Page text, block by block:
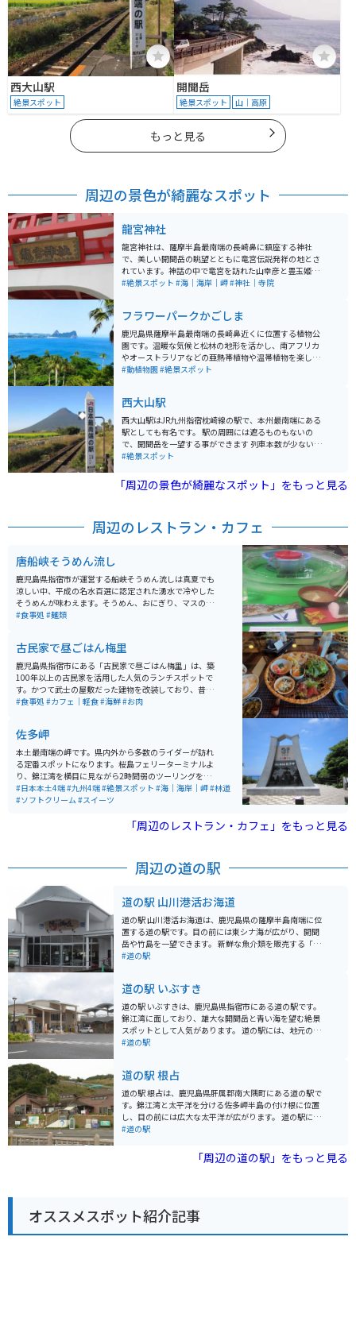
西大山駅
絶景スポット
開聞岳
絶景スポット 山｜高原
もっと見る
周辺の景色が綺麗なスポット
龍宮神社
龍宮神社は、薩摩半島最南端の長崎鼻に鎮座する神社
で、美しい開聞岳の眺望とともに竜宮伝説発祥の地とさ
れています。神話の中で竜宮を訪れた山幸彦と豊玉姫
（乙姫様）の物語が語り継がれており、また浦島太郎が
て大切にされ、貝殻に願いを書き、壷に入れて奉納する
と素敵な出会いがあると言われています。
#絶景スポット #海｜海岸｜岬#神社｜寺院
フラワーパークかごしま
鹿児島県薩摩半島最南端の長崎鼻近くに位置する植物公
園です。温暖な気候と松林の地形を活かし、南アフリカ
やオーストラリアなどの亜熱帯植物や温帯植物を楽しむ
ことができます。広大な敷地には開聞岳を背景にした花
はヒスイカズラなどの熱帯植物が鮮やかに咲き誇りま
す。 指宿温泉を抜けた先にあり、園内は色々な花々や
木々のテーマパークに分かれていて山を登りながらで1
時間30分ぐらいで一周できます。一番上の絶景スポット
は海を見下ろせ、晴れていれば種子島が見えます。歩く
男女楽しめるスポットです。
#動植物園#絶景スポット
西大山駅
西大山駅はJR九州指宿枕崎線の駅で、本州最南端にある
駅としても有名です。 駅の周囲には遮るものもないの
で、開聞岳を一望する事ができます 列車本数が少ないた
めタイミングを合わせるのが難しいですが、 枕崎方面か
側に開聞岳がある為、夕方に訪問すると夕日をバックに
開聞岳を見ることができます。
#絶景スポット
「周辺の景色が綺麗なスポット」をもっと見る
周辺のレストラン・カフェ
唐船峡そうめん流し
鹿児島県指宿市が運営する船峡そうめん流しは真夏でも
涼しい中、平成の名水百選に認定された湧水で冷やした
そうめんが味わえます。そうめん、おにぎり、マスの塩
焼き、鯉こく、鯉のあらいがセットのA定食が一番人気で
#食事処 #麺類
古民家で昼ごはん梅里
鹿児島県指宿市にある「古民家で昼ごはん梅里」は、築
100年以上の古民家を活用した人気のランチスポットで
す。かつて武士の屋敷だった建物を改装しており、昔な
がらの家具や落ち着いた和の空間の中で食事を楽しめま
評判です。目の前には錦江湾を望む景色が広がり、ゆっ
たりとした時間を過ごせるのも魅力。予約はできず来店
順での案内のため、観光シーズンは早めの訪問がおすす
めです。 駐車場もあるため、指宿周辺をツーリングする
ライダーのランチ休憩にも立ち寄りやすい場所ですが、
こんなところにあるの！？という場所にあります。スマ
海沿いの景色のいい道路を走るのでツーリング等にはも
ってこいです。駐車場までの道は少し狭いですが、駐車
にも適しています。
#食事処 #カフェ｜軽食#海鮮#お肉
佐多岬
本土最南端の岬です。県内外から多数のライダーが訪れ
る定番スポットになります。桜島フェリーターミナルよ
り、錦江湾を横目に見ながら2時間弱のツーリングを楽
しめます。 晴れの日であれば肉眼で種子島・屋久島など
の離島も目視できるほか、名物の塩ソフトクリームや地
#日本本土4端#九州4端#絶景スポット #海｜海岸｜岬#林道
#ソフトクリーム#スイーツ
「周辺のレストラン・カフェ」をもっと見る
周辺の道の駅
道の駅 山川港活お海道
道の駅 山川港活お海道は、鹿児島県の薩摩半島南端に位
置する道の駅です。目の前には東シナ海が広がり、開聞
岳や竹島を一望できます。 新鮮な魚介類を販売する「海
鮮館」や、地元の特産品を販売する「物産館」などがあ
す。 また、バイクツーリングの拠点としても人気があ
り、広々とした駐車場や休憩施設が整備されています。
雄大な景色を眺めながら、ツーリングの疲れを癒やして
みてはいかがでしょうか。
#道の駅
道の駅 いぶすき
道の駅 いぶすきは、鹿児島県指宿市にある道の駅です。
錦江湾に面しており、雄大な開聞岳と青い海を望む絶景
スポットとして人気があります。 道の駅には、地元の新
鮮な野菜や果物、海産物を販売する物産館や、指宿名物
癒やすことができます。 バイクで訪れる場合、道の駅に
は広々とした駐車場が完備されているので安心です。周
辺には、薩摩藩の歴史を感じられる知覧武家屋敷群や、
開聞岳登山道など、観光スポットも充実しています。指
宿産の鰹を使ったかつお節や、温暖な気候で育ったマン
#道の駅
道の駅 根占
道の駅 根占は、鹿児島県肝属郡南大隅町にある道の駅で
す。錦江湾と太平洋を分ける佐多岬半島の付け根に位置
し、目の前には広大な太平洋が広がります。 道の駅に
は、地元でとれた新鮮な魚介類や野菜、特産品などを販
は太平洋を一望でき、晴れた日には種子島や屋久島を見
の魚介類の他、ポンカンやタンカンなどの柑橘類が有名
です。道の駅のレストランでは、新鮮な魚介類を使った
料理や、地元産の野菜を使った料理を楽しむことができ
#道の駅
「周辺の道の駅」をもっと見る
オススメスポット紹介記事